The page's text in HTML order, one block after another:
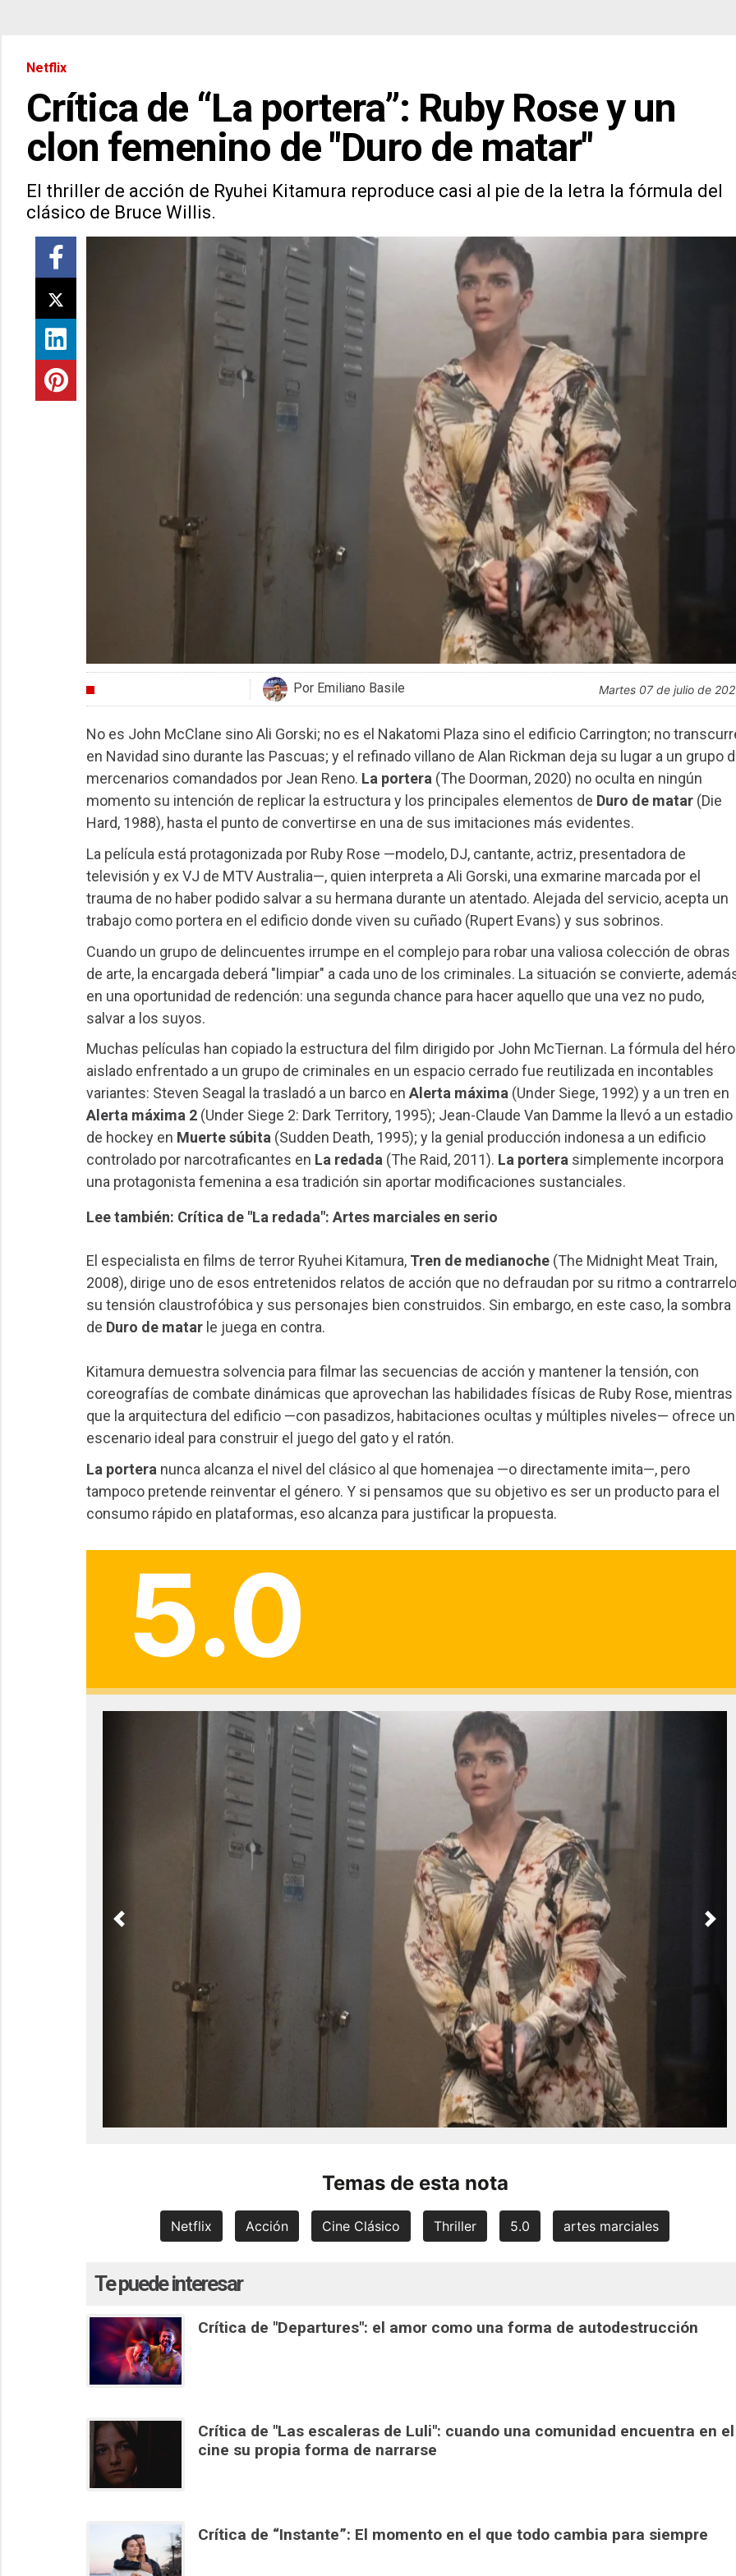
Netflix
Crítica de “La portera”: Ruby Rose y un
clon femenino de "Duro de matar"
El thriller de acción de Ryuhei Kitamura reproduce casi al pie de la letra la fórmula del
clásico de Bruce Willis.
Por Emiliano Basile martes 07 de julio de
No es John McClane sino Ali Gorski; no es el Nakatomi Plaza sino el edificio Carrington; no
en Navidad sino durante las Pascuas; y el refinado villano de Alan Rickman deja su lugar a un grupo
mercenarios comandados por Jean Reno. La portera (The Doorman, 2020) no oculta en ningún
momento su intención de replicar la estructura y los principales elementos de Duro de matar(Die
Hard, 1988), hasta el punto de convertirse en una de sus imitaciones más evidentes.
La película está protagonizada por Ruby Rose —modelo, DJ, cantante, actriz, presentadora de
televisión y ex VJ de MTV Australia—, quien interpreta a Ali Gorski, una exmarine marcada por el
trauma de no haber podido salvar a su hermana durante un atentado. Alejada del servicio, acepta un
trabajo como portera en el edificio donde viven su cuñado (Rupert Evans) y sus sobrinos.
Cuando un grupo de delincuentes irrumpe en el complejo para robar una valiosa colección de obras
de arte, la encargada deberá "limpiar" a cada uno de los criminales. La situación se convierte,
en una oportunidad de redención: una segunda chance para hacer aquello que una vez no pudo,
salvar a los suyos.
Muchas películas han copiado la estructura del film dirigido por John McTiernan. La fórmula del
aislado enfrentado a un grupo de criminales en un espacio cerrado fue reutilizada en incontables
variantes: Steven Seagal la trasladó a un barco en Alerta máxima(Under Siege, 1992) y a un tren en
Alerta máxima 2(Under Siege 2: Dark Territory, 1995); Jean-Claude Van Damme la llevó a un estadio
de hockey en Muerte súbita(Sudden Death, 1995); y la genial producción indonesa a un edificio
controlado por narcotraficantes en La redada(The Raid, 2011). La porterasimplemente incorpora
una protagonista femenina a esa tradición sin aportar modificaciones sustanciales.
Lee también: Crítica de "La redada": Artes marciales en serio
El especialista en films de terror Ryuhei Kitamura, Tren de medianoche(The Midnight Meat Train,
2008), dirige uno de esos entretenidos relatos de acción que no defraudan por su ritmo a
su tensión claustrofóbica y sus personajes bien construidos. Sin embargo, en este caso, la sombra
de Duro de matarle juega en contra.
Kitamura demuestra solvencia para filmar las secuencias de acción y mantener la tensión, con
coreografías de combate dinámicas que aprovechan las habilidades físicas de Ruby Rose, mientras
que la arquitectura del edificio —con pasadizos, habitaciones ocultas y múltiples niveles— ofrece un
escenario ideal para construir el juego del gato y el ratón.
La portera nunca alcanza el nivel del clásico al que homenajea —o directamente imita—, pero
tampoco pretende reinventar el género. Y si pensamos que su objetivo es ser un producto para el
consumo rápido en plataformas, eso alcanza para justificar la propuesta.
5.0
Previous
Temas de esta nota
Netflix Acción Cine Clásico Thriller 5.0 artes marciales
Te puede interesar
Crítica de "Departures": el amor como una forma de autodestrucción
Crítica de "Las escaleras de Luli": cuando una comunidad encuentra en el
cine su propia forma de narrarse
Crítica de “Instante”: El momento en el que todo cambia para siempre